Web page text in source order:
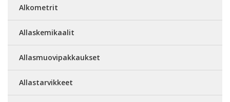
Alkometrit
Allaskemikaalit
Allasmuovipakkaukset
Allastarvikkeet